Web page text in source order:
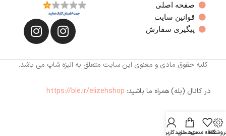
صفحه اصلی
قوانین سایت
پیگیری سفارش
کلیه حقوق مادی و معنوی این سایت متعلق به الیزه شاپ می باشد.
در کانال (بله) همراه ما باشید: https://ble.ir/elizehshop
علاقه مندیسبد خرید
حساب کاربری من